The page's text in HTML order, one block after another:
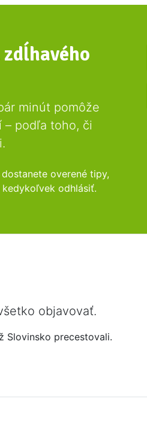
minút pomôže
– podľa toho, či
overené tipy,
odhlásiť.
objavovať.
Slovinsko precestovali.